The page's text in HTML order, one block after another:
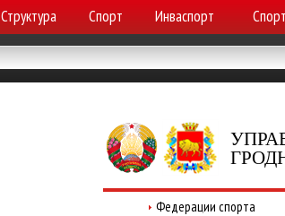
Структура Спорт Инваспорт
Федерации спорта